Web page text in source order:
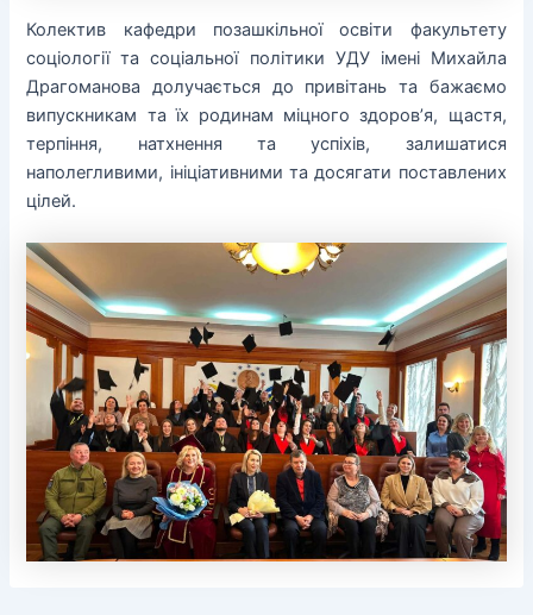
Колектив кафедри позашкільної освіти факультету
соціології та соціальної політики УДУ імені Михайла
Драгоманова долучається до привітань та бажаємо
випускникам та їх родинам міцного здоров’я, щастя,
терпіння, натхнення та успіхів, залишатися
наполегливими, ініціативними та досягати поставлених
цілей.